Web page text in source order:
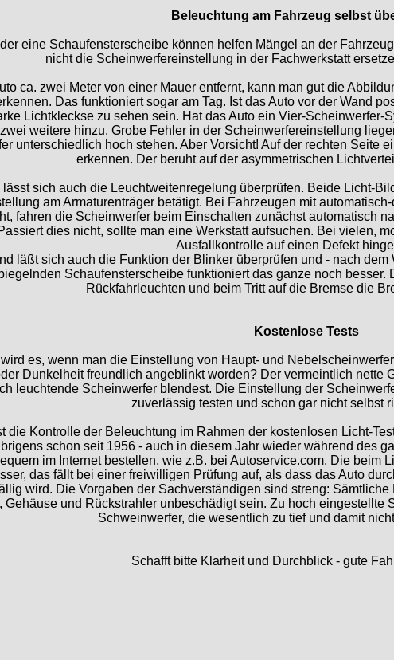
Beleuchtung am Fahrzeug selbst
eine Schaufensterscheibe können helfen Mängel an der
nicht die Scheinwerfereinstellung in der Fachwerkstatt
ca. zwei Meter von einer Mauer entfernt, kann man gut die
Das funktioniert sogar am Tag. Ist das Auto vor der Wand
Lichtkleckse zu sehen sein. Hat das Auto ein Vier-Scheinwerfer-
weitere hinzu. Grobe Fehler in der Scheinwerfereinstellung
unterschiedlich hoch stehen. Aber Vorsicht! Auf der rechten Seite
erkennen. Der beruht auf der asymmetrischen
lässt sich auch die Leuchtweitenregelung überprüfen. Beide Licht-
am Armaturenträger betätigt. Bei Fahrzeugen mit
fahren die Scheinwerfer beim Einschalten zunächst automatisch
dies nicht, sollte man eine Werkstatt aufsuchen. Bei vielen,
Ausfallkontrolle auf einen Defekt
läßt sich auch die Funktion der Blinker überprüfen und - nach
Schaufensterscheibe funktioniert das ganze noch
Rückfahrleuchten und beim Tritt auf die Bremse die
Kostenlose Tests
es, wenn man die Einstellung von Haupt- und
Dunkelheit freundlich angeblinkt worden? Der vermeintlich nette
leuchtende Scheinwerfer blendest. Die Einstellung der
zuverlässig testen und schon gar nicht selbst
die Kontrolle der Beleuchtung im Rahmen der kostenlosen Licht-
schon seit 1956 - auch in diesem Jahr wieder während des
im Internet bestellen, wie z.B. bei Autoservice.com. Die beim
das fällt bei einer freiwilligen Prüfung auf, als dass das Auto
wird. Die Vorgaben der Sachverständigen sind streng:
Gehäuse und Rückstrahler unbeschädigt sein. Zu hoch eingestellte
Schweinwerfer, die wesentlich zu tief und damit
Schafft bitte Klarheit und Durchblick - gute